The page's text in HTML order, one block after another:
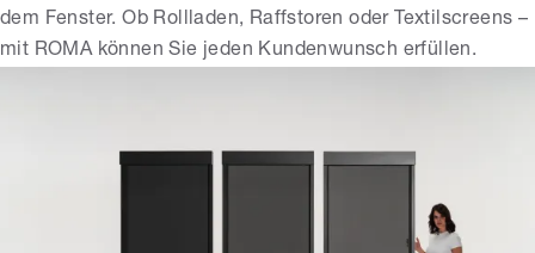
dem Fenster. Ob Rollladen, Raffstoren oder Textilscreens –
mit ROMA können Sie jeden Kundenwunsch erfüllen.